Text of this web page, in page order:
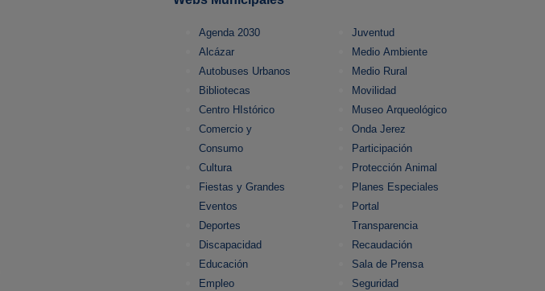
Agenda 2030
Alcázar
Autobuses Urbanos
Bibliotecas
Centro HIstórico
Comercio y
Consumo
Cultura
Fiestas y Grandes
Eventos
Deportes
Discapacidad
Educación
Empleo
Juventud
Medio Ambiente
Medio Rural
Movilidad
Museo Arqueológico
Onda Jerez
Participación
Protección Animal
Planes Especiales
Portal
Transparencia
Recaudación
Sala de Prensa
Seguridad